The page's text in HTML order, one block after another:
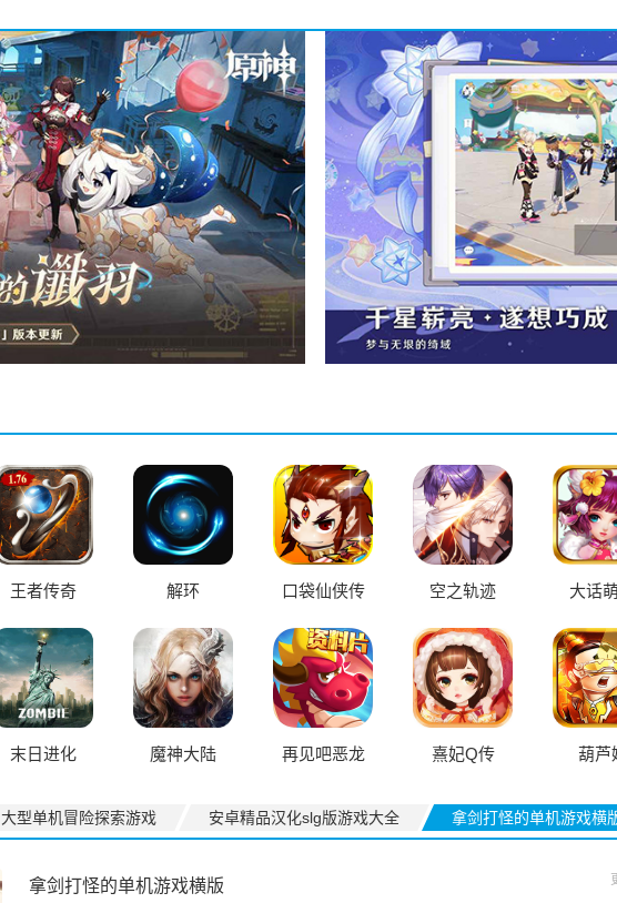
王者传奇 解环 口袋仙侠传 空之轨迹 大话
末日进化 魔神大陆 再见吧恶龙 熹妃Q传 葫芦
拿剑打怪的单机游戏横
安卓精品汉化slg版游戏大全
大型单机冒险探索游戏
拿剑打怪的单机游戏横版